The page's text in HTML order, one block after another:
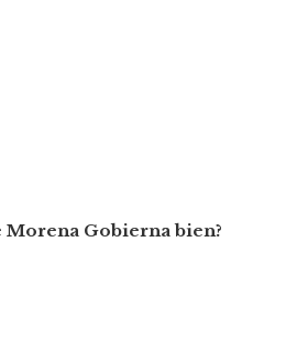
Morena Gobierna bien?